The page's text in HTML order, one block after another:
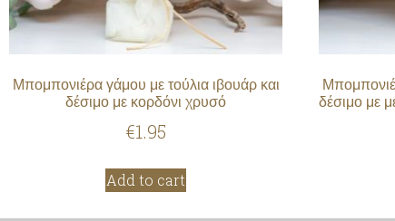
Μπομπονιέρα γάμου με τούλια ιβουάρ και
δέσιμο με κορδόνι χρυσό
€1.95
Add to cart
δέσιμο με